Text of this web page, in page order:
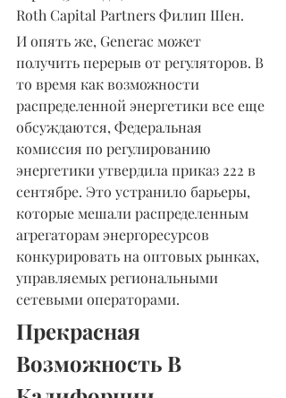
Roth Capital Partners Филип Шен.
И опять же, Generac может
получить перерыв от регуляторов. В
то время как возможности
распределенной энергетики все еще
обсуждаются, Федеральная
комиссия по регулированию
энергетики утвердила приказ 222 в
сентябре. Это устранило барьеры,
которые мешали распределенным
агрегаторам энергоресурсов
конкурировать на оптовых рынках,
управляемых региональными
сетевыми операторами.
Прекрасная
Возможность В